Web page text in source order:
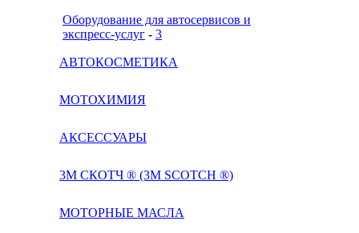
Оборудование для автосервисов и
экспресс-услуг - 3
АВТОКОСМЕТИКА
МОТОХИМИЯ
АКСЕССУАРЫ
3М СКОТЧ ® (3M SCOTCH ®)
МОТОРНЫЕ МАСЛА